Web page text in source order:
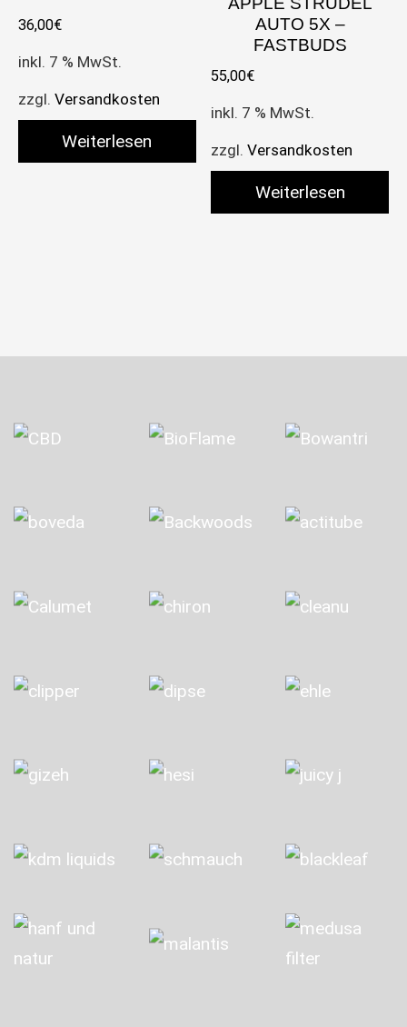
36,00€
inkl. 7 % MwSt.
zzgl. Versandkosten
Weiterlesen
AUTO 5X –
FASTBUDS
55,00€
inkl. 7 % MwSt.
zzgl.Versandkosten
Weiterlesen